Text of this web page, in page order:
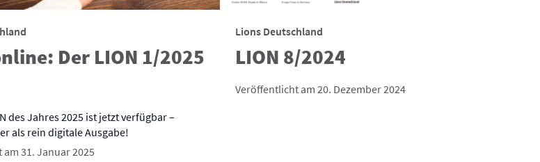
Der LION 1/2025
des Jahres 2025 ist jetzt verfügbar –
als rein digitale Ausgabe!
31. Januar 2025
Lions Deutschland
LION 8/2024
Veröffentlicht am 20. Dezember 2024